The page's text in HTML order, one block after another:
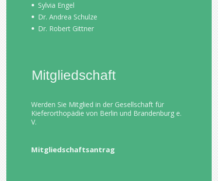
Sylvia Engel
Dr. Andrea Schulze
Dr. Robert Gittner
Mitgliedschaft
Werden Sie Mitglied in der Gesellschaft für
Kieferorthopädie von Berlin und Brandenburg e.
V.
Mitgliedschaftsantrag